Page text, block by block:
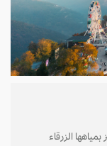
الزرقاء